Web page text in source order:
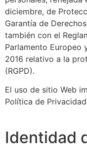
diciembre, de
Garantía de
también con el
Parlamento Europeo
2016 relativo a la
(RGPD).
El uso de sitio Web
Política de
Identidad